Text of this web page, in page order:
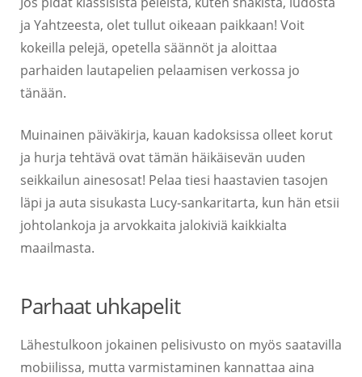
ja Yahtzeesta, olet tullut oikeaan paikkaan! Voit
kokeilla pelejä, opetella säännöt ja aloittaa
parhaiden lautapelien pelaamisen verkossa jo
tänään.
Muinainen päiväkirja, kauan kadoksissa olleet korut
ja hurja tehtävä ovat tämän häikäisevän uuden
seikkailun ainesosat! Pelaa tiesi haastavien tasojen
läpi ja auta sisukasta Lucy-sankaritarta, kun hän etsii
johtolankoja ja arvokkaita jalokiviä kaikkialta
maailmasta.
Parhaat uhkapelit
Lähestulkoon jokainen pelisivusto on myös saatavilla
mobiilissa, mutta varmistaminen kannattaa aina